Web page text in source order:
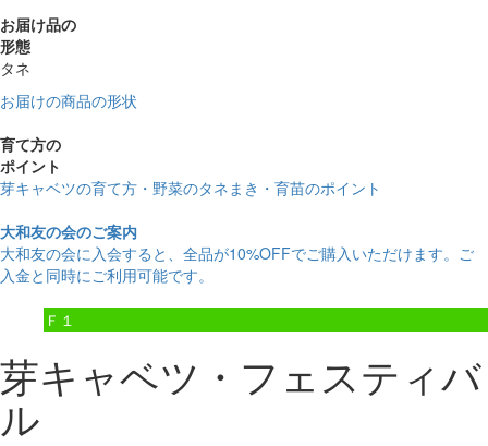
お届け品の
形態
タネ
お届けの商品の形状
育て方の
ポイント
芽キャベツの育て方・野菜のタネまき・育苗のポイント
大和友の会のご案内
大和友の会に入会すると、 全品が10%OFFでご購入いただけます。ご
入金と同時にご利用可能です。
Ｆ１
芽キャベツ・フェスティバ
ル